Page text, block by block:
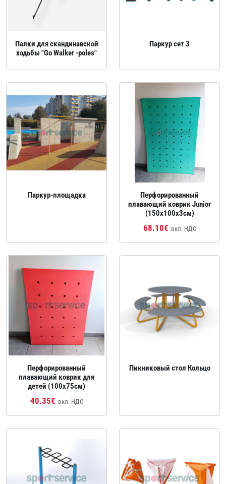
Палки для скандинавской
ходьбы "Go Walker -poles"
Паркур сет 3
Паркур‑площадка
Перфорированный
плавающий коврик Junior
(150x100х3см)
68.10€ вкл. НДС
Перфорированный
плавающий коврик для
детей (100x75см)
40.35€ вкл. НДС
Пикниковый стол Кольцо